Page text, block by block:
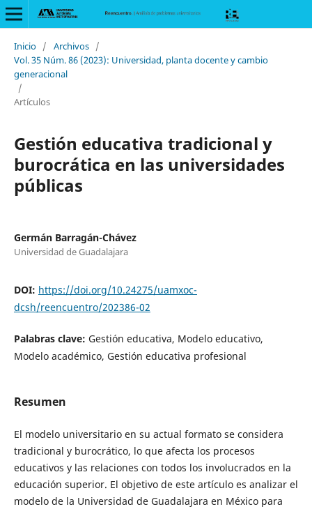
Inicio / Archivos /
Vol. 35 Núm. 86 (2023): Universidad, planta docente y cambio
generacional
/
Artículos
Gestión educativa tradicional y
burocrática en las universidades
públicas
Germán Barragán-Chávez
Universidad de Guadalajara
DOI: https://doi.org/10.24275/uamxoc-
dcsh/reencuentro/202386-02
Palabras clave: Gestión educativa, Modelo educativo,
Modelo académico, Gestión educativa profesional
Resumen
El modelo universitario en su actual formato se considera
tradicional y burocrático, lo que afecta los procesos
educativos y las relaciones con todos los involucrados en la
educación superior. El objetivo de este artículo es analizar el
modelo de la Universidad de Guadalajara en México para